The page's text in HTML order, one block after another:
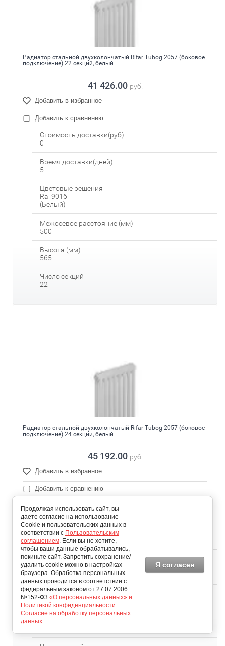
Радиатор стальной двухколончатый Rifar Tubog 2057 (боковое
подключение) 22 секций, белый
41 426.00 руб.
Добавить в избранное
Добавить к сравнению
Стоимость доставки(руб)
0
Время доставки(дней)
5
Цветовые решения
Ral 9016
(Белый)
Межосевое расстояние (мм)
500
Высота (мм)
565
Число секций
22
Радиатор стальной двухколончатый Rifar Tubog 2057 (боковое
подключение) 24 секции, белый
45 192.00 руб.
Добавить в избранное
Добавить к сравнению
Стоимость доставки(руб)
0
Время доставки(дней)
5
Цветовые решения
Ral 9016
(Белый)
Межосевое расстояние (мм)
500
Высота (мм)
Продолжая использовать сайт, вы
даете согласие на использование
Cookie и пользовательских данных в
соответствии с Пользовательским
соглашением. Если вы не хотите,
чтобы ваши данные обрабатывались,
покиньте сайт. Запретить сохранение/
удалить cookie можно в настройках
браузера. Обработка персональных
данных проводится в соответствии с
федеральным законом от 27.07.2006
№152-Ф3 «О персональных данных» и
Политикой конфиденциальности.
Согласие на обработку персональных
данных
Я согласен